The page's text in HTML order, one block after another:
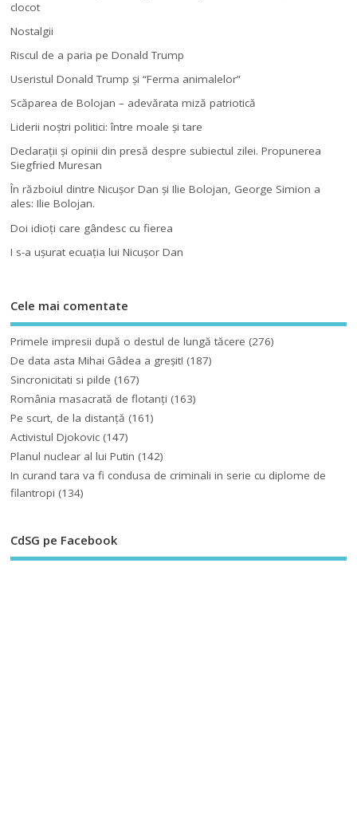
clocot
Nostalgii
Riscul de a paria pe Donald Trump
Useristul Donald Trump şi “Ferma animalelor”
Scăparea de Bolojan – adevărata miză patriotică
Liderii noştri politici: între moale şi tare
Declaraţii şi opinii din presă despre subiectul zilei. Propunerea
Siegfried Muresan
În războiul dintre Nicuşor Dan şi Ilie Bolojan, George Simion a
ales: Ilie Bolojan.
Doi idioţi care gândesc cu fierea
I s-a uşurat ecuaţia lui Nicuşor Dan
Cele mai comentate
Primele impresii după o destul de lungă tăcere (276)
De data asta Mihai Gâdea a greşit! (187)
Sincronicitati si pilde (167)
România masacrată de flotanţi (163)
Pe scurt, de la distanță (161)
Activistul Djokovic (147)
Planul nuclear al lui Putin (142)
In curand tara va fi condusa de criminali in serie cu diplome de
filantropi (134)
CdSG pe Facebook